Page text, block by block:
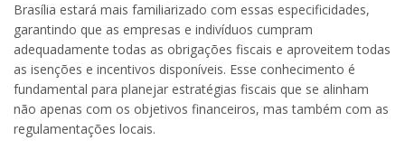
Brasília estará mais familiarizado com essas especificidades,
garantindo que as empresas e indivíduos cumpram
adequadamente todas as obrigações fiscais e aproveitem todas
as isenções e incentivos disponíveis. Esse conhecimento é
fundamental para planejar estratégias fiscais que se alinham
não apenas com os objetivos financeiros, mas também com as
regulamentações locais.